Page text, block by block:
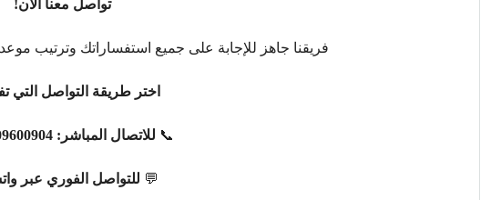
تواصل معنا الآن!
فريقنا جاهز للإجابة على جميع استفساراتك وترتيب
اختر طريقة التواصل التي
📞 للاتصال المباشر:
💬 للتواصل الفوري عبر